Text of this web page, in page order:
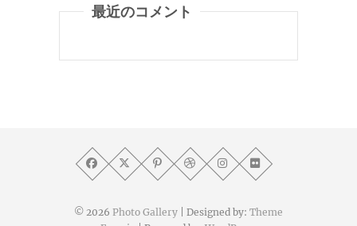
最近のコメント
© 2026 Photo Gallery | Designed by: Theme